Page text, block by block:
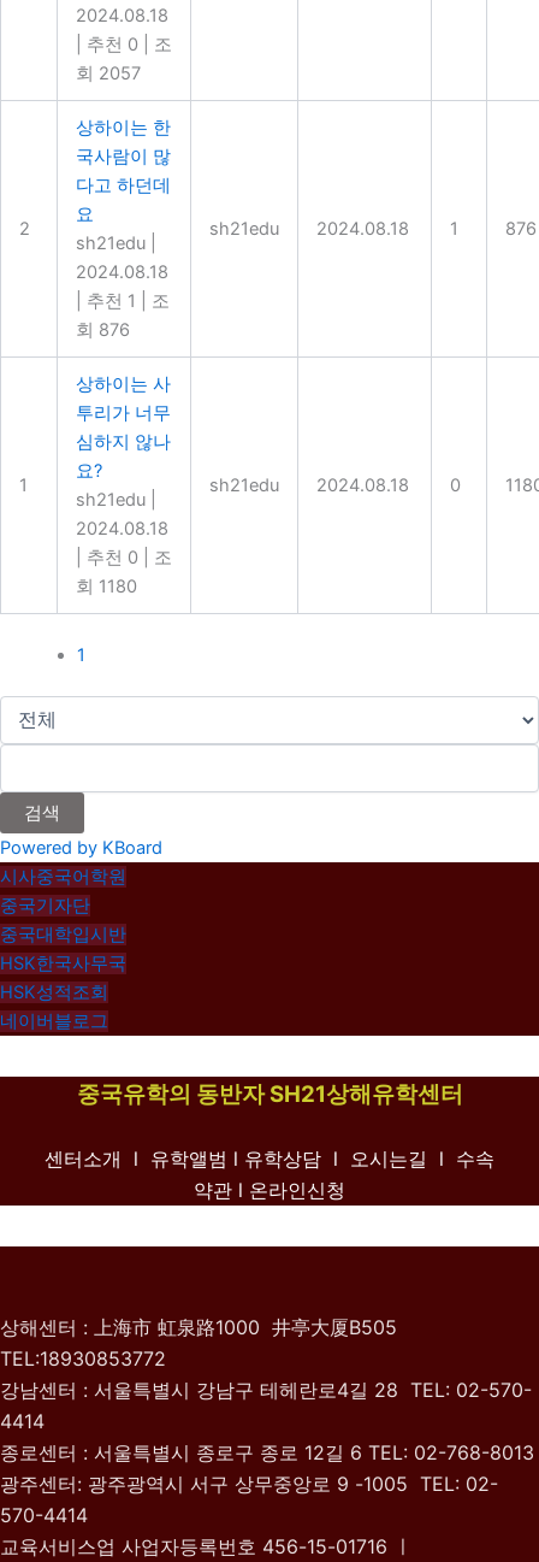
2024.08.18
추천 0
조
회 2057
2
상하이는 한
국사람이 많
다고 하던데
요
sh21edu
2024.08.18
추천 1
조
회 876
sh21edu 2024.08.18 1 876
1
상하이는 사
투리가 너무
심하지 않나
요?
sh21edu
2024.08.18
추천 0
조
회 1180
sh21edu 2024.08.18 0
1
검색
Powered by KBoard
시사중국어학원
중국기자단
중국대학입시반
HSK한국사무국
HSK성적조회
네이버블로그
중국유학의 동반자 SH21상해유학센터
센터소개 l 유학앨범 l 유학상담 l 오시는길 l 수속
약관 l 온라인신청
상해센터 : 上海市 虹泉路1000 井亭大厦B505
TEL:18930853772
강남센터 : 서울특별시 강남구 테헤란로4길 28 TEL: 02-570-
4414
종로센터 : 서울특별시 종로구 종로 12길 6 TEL: 02-768-8013
광주센터: 광주광역시 서구 상무중앙로 9 -1005 TEL: 02-
570-4414
교육서비스업 사업자등록번호 456-15-01716 ㅣ